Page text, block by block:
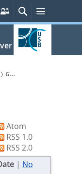
Persönliche
Services
SucheMenü
G...
Atom
RSS 1.0
RSS 2.0
| No